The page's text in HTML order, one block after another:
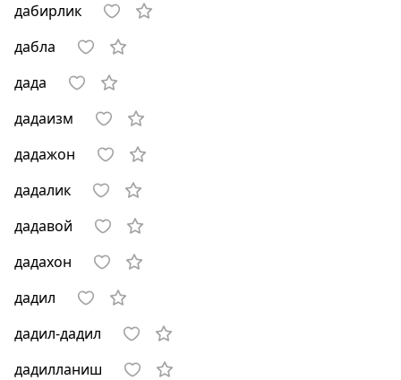
дабирлик
дабла
дада
дадаизм
дадажон
дадалик
дадавой
дадахон
дадил
дадил-дадил
дадилланиш